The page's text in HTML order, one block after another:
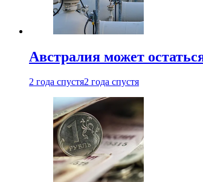
Австралия может
2 года спустя2 года спустя